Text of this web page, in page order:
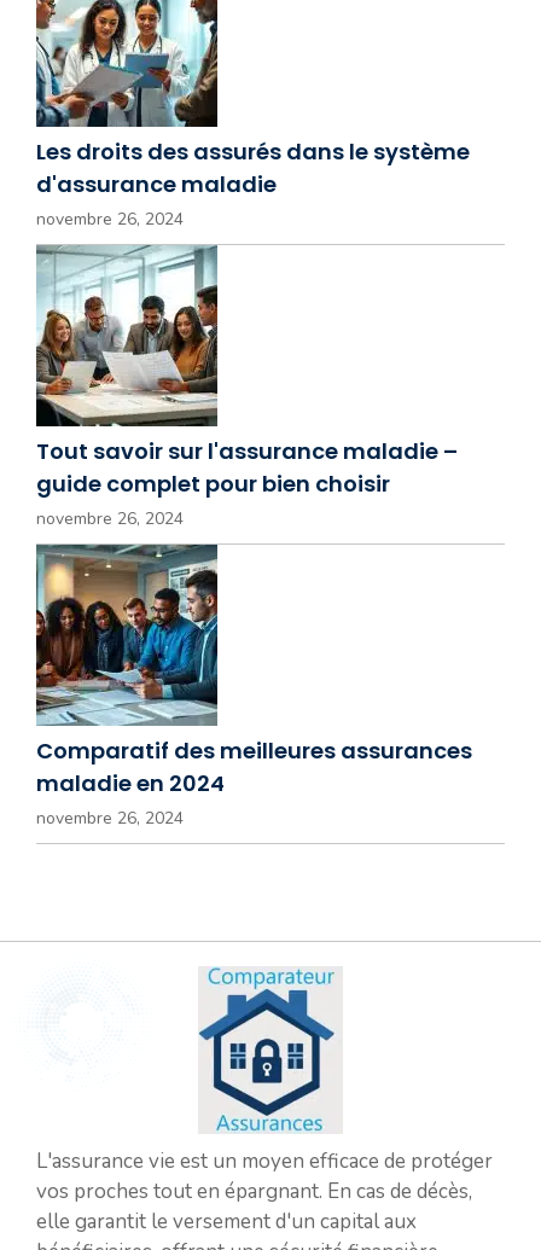
Les droits des assurés dans le système
d'assurance maladie
novembre 26, 2024
Tout savoir sur l'assurance maladie –
guide complet pour bien choisir
novembre 26, 2024
Comparatif des meilleures assurances
maladie en 2024
novembre 26, 2024
L'assurance vie est un moyen efficace de protéger
vos proches tout en épargnant. En cas de décès,
elle garantit le versement d'un capital aux